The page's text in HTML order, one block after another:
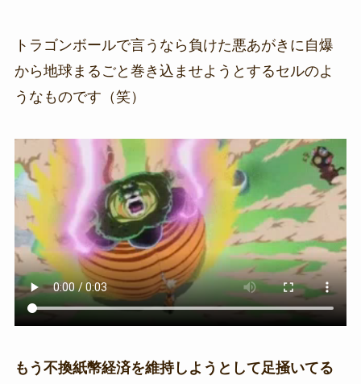
トラゴンボールで言うなら負けた悪あがきに自爆
から地球まるごと巻き込ませようとするセルのよ
うなものです（笑）
もう不換紙幣経済を維持しようとして足掻いてる